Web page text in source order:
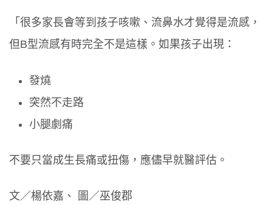
「很多家長會等到孩子咳嗽、流鼻水才覺得是流感，
但B型流感有時完全不是這樣。如果孩子出現：
發燒
突然不走路
小腿劇痛
不要只當成生長痛或扭傷，應儘早就醫評估。
文／楊依嘉、 圖／巫俊郡